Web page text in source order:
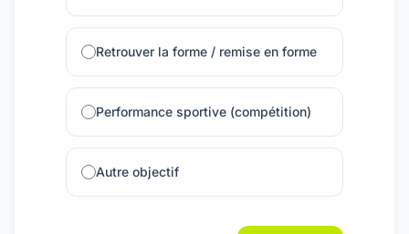
Retrouver la forme / remise en forme
Performance sportive (compétition)
Autre objectif